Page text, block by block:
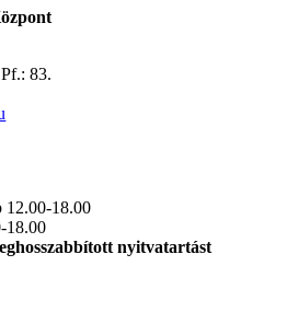
83.
12.00-18.00
18.00
nyitvatartást